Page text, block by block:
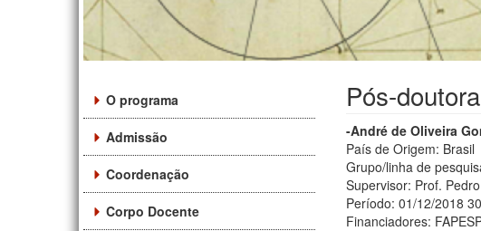
O programa
Admissão
Coordenação
Corpo Docente
Pós-
-André de Oliveira
País de Origem: Brasil
Grupo/linha de
Supervisor: Prof.
Período: 01/12/2018
Financiadores: